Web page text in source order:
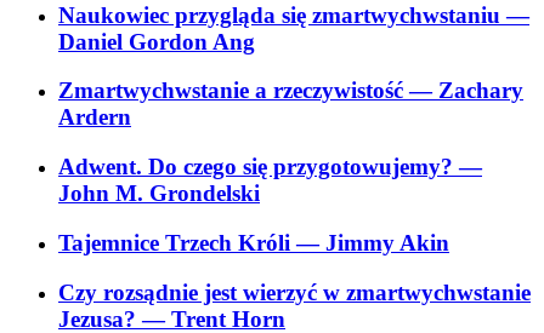
Naukowiec przygląda się zmartwychwstaniu—
Daniel Gordon Ang
Zmartwychwstanie a rzeczywistość— Zachary
Ardern
Adwent. Do czego się przygotowujemy?—
John M. Grondelski
Tajemnice Trzech Króli— Jimmy Akin
Czy rozsądnie jest wierzyć w zmartwychwstanie
Jezusa?— Trent Horn